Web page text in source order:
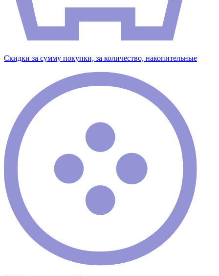
Скидки за сумму покупки, за количество, накопительные